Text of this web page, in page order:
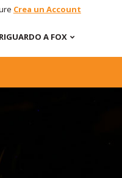
Crea un Account
RIGUARDO A FOX